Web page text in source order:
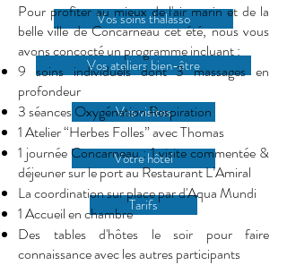
Vos soins thalasso
Vos ateliers bien-être
Vos visites
Votre hôtel
Tarifs
Pour profiter au mieux de l'air marin et de la
belle ville de Concarneau cet été, nous vous
avons concocté un programme incluant :
9 soins individuels dont 3 massages en
profondeur
3 séances Oxygénation Respiration
1 Atelier “Herbes Folles” avec Thomas
1 journée Concarneau : 1 visite commentée &
déjeuner sur le port au Restaurant L’Amiral
La coordination sur place par d'Aqua Mundi
1 Accueil en chambre
Des tables d'hôtes le soir pour faire
connaissance avec les autres participants